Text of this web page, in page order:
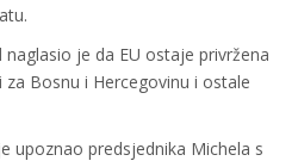
naglasio je da EU ostaje privržena
Bosnu i Hercegovinu i ostale
upoznao predsjednika Michela s